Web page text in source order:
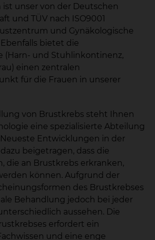
ist unser von der Deutschen
und TÜV nach ISO9001
und Gynäkologische
bietet die
(Harn- und Stuhlinkontinenz,
einen zentralen
für die Frauen in unserer
von Brustkrebs steht Ihnen
eine spezialisierte Abteilung
Entwicklungen in der
beigetragen, dass die
die an Brustkrebs erkranken,
können. Aufgrund der
des Brustkrebses
Behandlung jedoch bei jeder
aussehen. Die
erfordert ein
und eine enge